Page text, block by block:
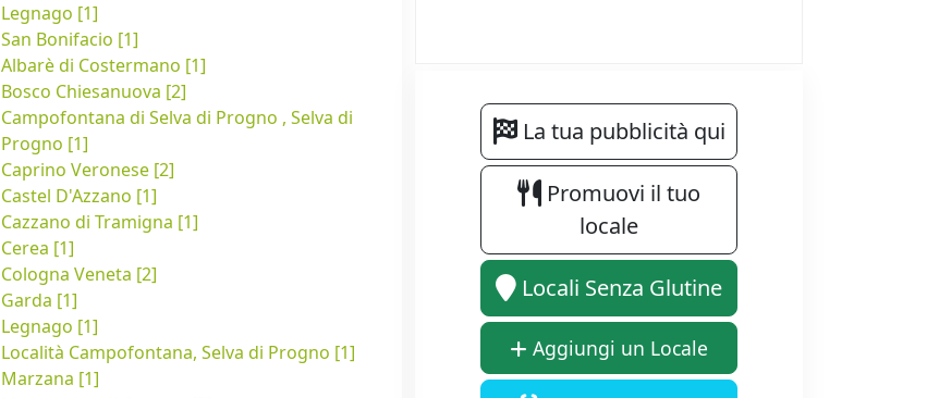
Legnago [1]
San Bonifacio [1]
Albarè di Costermano [1]
Bosco Chiesanuova [2]
Campofontana di Selva di Progno , Selva di
Progno [1]
Caprino Veronese [2]
Castel D'Azzano [1]
Cazzano di Tramigna [1]
Cerea [1]
Cologna Veneta [2]
Garda [1]
Legnago [1]
Località Campofontana, Selva di Progno [1]
Marzana [1]
La tua pubblicità qui
Promuovi il tuo
locale
Locali Senza Glutine
Aggiungi un Locale